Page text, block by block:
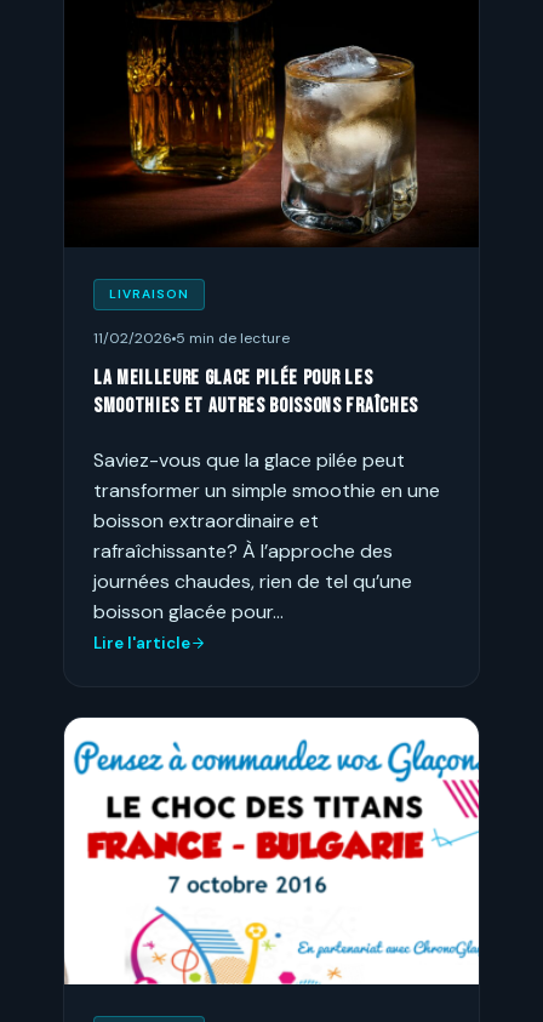
LIVRAISON
11/02/2026 5 min de lecture
La meilleure glace pilée pour les
smoothies et autres boissons fraîches
Saviez-vous que la glace pilée peut
transformer un simple smoothie en une
boisson extraordinaire et
rafraîchissante? À l’approche des
journées chaudes, rien de tel qu’une
boisson glacée pour…
Lire l'article